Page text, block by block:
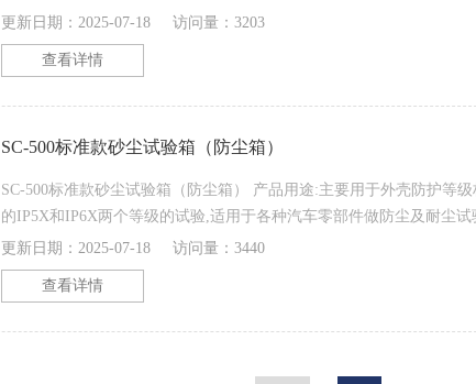
境防护措施，才能保证产品在储存运输中免遭损坏，在使用过程中安全
而，电工、电子产品进行人工模拟环境试验是保证其高质量所*的重要
模拟环境试验是实际环境影响的科学概括，具有典型化、规范化、使用
更新日期：2025-07-18 访问量：3203
查看详情
SC-500标准款砂尘试验箱（防尘箱）
SC-500标准款砂尘试验箱（防尘箱） 产品用途:主要用于外壳防护等
的IP5X和IP6X两个等级的试验,适用于各种汽车零部件做防尘及耐尘
包含有车灯、仪表、电气防尘套、转向系统、门锁等,以及检验产品的
环境试验设备，设备设计合理，操作简单，易于维护，各项指标都符合
更新日期：2025-07-18 访问量：3440
查看详情